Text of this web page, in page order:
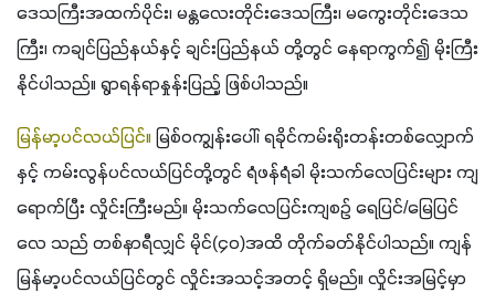
ဒေသကြီးအထက်ပိုင်း၊ မန္တလေးတိုင်းဒေသကြီး၊ မကွေးတိုင်းဒေသ
ကြီး၊ ကချင်ပြည်နယ်နှင့် ချင်းပြည်နယ် တို့တွင် နေရာကွက်၍ မိုးကြီး
နိုင်ပါသည်။ ရွာရန်ရာနှုန်းပြည့် ဖြစ်ပါသည်။
မြန်မာ့ပင်လယ်ပြင်။ မြစ်ဝကျွန်းပေါ်၊ ရခိုင်ကမ်းရိုးတန်းတစ်လျှောက်
နှင့် ကမ်းလွန်ပင်လယ်ပြင်တို့တွင် ရံဖန်ရံခါ မိုးသက်လေပြင်းများ ကျ
ရောက်ပြီး လှိုင်းကြီးမည်။ မိုးသက်လေပြင်းကျစဉ် ရေပြင်/မြေပြင်
လေ သည် တစ်နာရီလျှင် မိုင်(၄၀)အထိ တိုက်ခတ်နိုင်ပါသည်။ ကျန်
မြန်မာ့ပင်လယ်ပြင်တွင် လှိုင်းအသင့်အတင့် ရှိမည်။ လှိုင်းအမြင့်မှာ